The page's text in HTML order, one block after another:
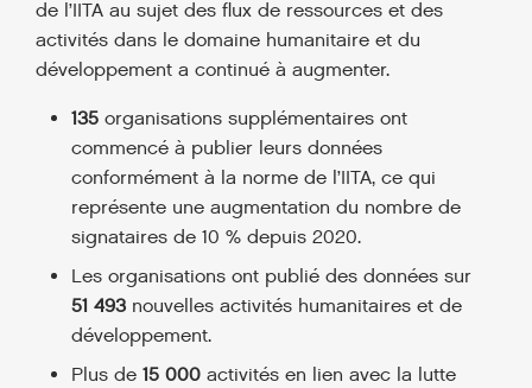
de l’IITA au sujet des flux de ressources et des
activités dans le domaine humanitaire et du
développement a continué à augmenter.
135 organisations supplémentaires ont
commencé à publier leurs données
conformément à la norme de l’IITA, ce qui
représente une augmentation du nombre de
signataires de 10 % depuis 2020.
Les organisations ont publié des données sur
51 493 nouvelles activités humanitaires et de
développement.
Plus de 15 000 activités en lien avec la lutte